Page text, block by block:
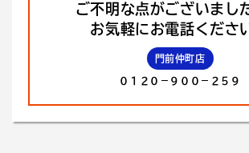
ご不明な点がございまし
お気軽にお電話くださ
門前仲町店
０１２０－９００－２５９